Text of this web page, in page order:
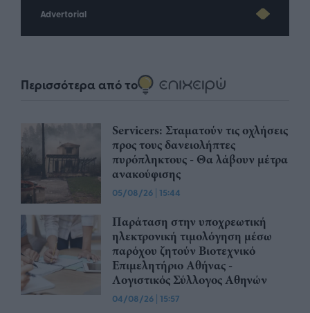
Advertorial
Περισσότερα από το
Servicers: Σταματούν τις οχλήσεις
προς τους δανειολήπτες
πυρόπληκτους - Θα λάβουν μέτρα
ανακούφισης
05/08/26 | 15:44
Παράταση στην υποχρεωτική
ηλεκτρονική τιμολόγηση μέσω
παρόχου ζητούν Βιοτεχνικό
Επιμελητήριο Αθήνας -
Λογιστικός Σύλλογος Αθηνών
04/08/26 | 15:57